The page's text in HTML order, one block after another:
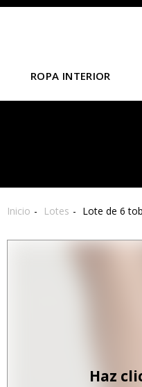
ROPA INTERIOR
Inicio Lotes Lote de 6
Haz